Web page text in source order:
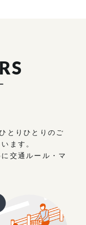
とりひとりのご
ます。
交通ルール・マ